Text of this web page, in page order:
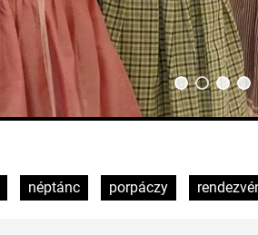
néptánc porpáczy